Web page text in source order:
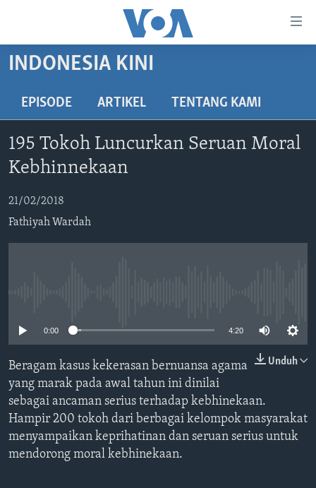
Akses
Utama
Lanjut
ke
Utama
Lanjut
DUNIA
POLYGRAPH
DAFTAR PROGRAM
Learning English
INDONESIA KINI
EPISODE ARTIKEL TENTANG KAMI
195 Tokoh Luncurkan Seruan Moral
Kebhinnekaan
21/02/2018
Fathiyah Wardah
0:00 4:20
Unduh
Beragam kasus kekerasan bernuansa agama
yang marak pada awal tahun ini dinilai
sebagai ancaman serius terhadap kebhinekaan.
Hampir 200 tokoh dari berbagai kelompok masyarakat
menyampaikan keprihatinan dan seruan serius untuk
mendorong moral kebhinekaan.